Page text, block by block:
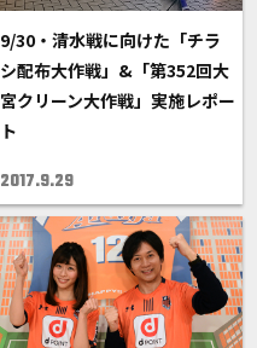
9/30・清水戦に向けた「チラ
シ配布大作戦」&「第352回大
宮クリーン大作戦」実施レポー
ト
2017.9.29